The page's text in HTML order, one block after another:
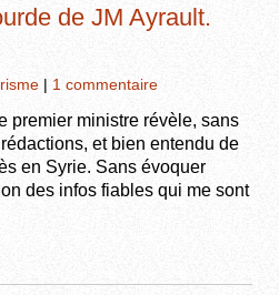
de JM Ayrault.
| 1 commentaire
premier ministre révèle, sans
et bien entendu de
en Syrie. Sans évoquer
des infos fiables qui me sont